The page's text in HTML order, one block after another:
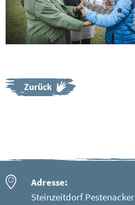
Zurück
Adresse:
Steinzeitdorf Pestenacker